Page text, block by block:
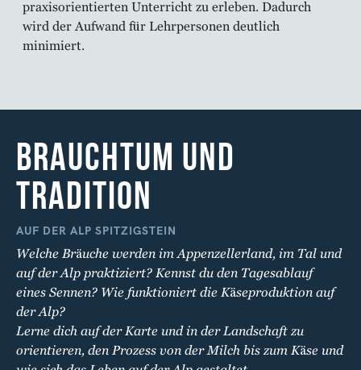
praxisorientierten Unterricht zu erleben. Dadurch
wird der Aufwand für Lehrpersonen deutlich
minimiert.
BRAUCHTUM UND
TRADITION
AUF DER ALP SPITZIGSTEIN
Welche Bräuche werden im Appenzellerland, im Tal und
auf der Alp praktiziert? Kennst du den Tagesablauf
eines Sennen? Wie funktioniert die Käseproduktion auf
der Alp?
Lerne dich auf der Karte und in der Landschaft zu
orientieren, den Prozess von der Milch bis zum Käse und